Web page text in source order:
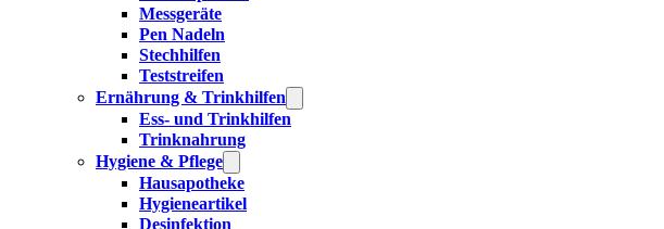
Messgeräte
Pen Nadeln
Stechhilfen
Teststreifen
Ernährung & Trinkhilfen
Ess- und Trinkhilfen
Trinknahrung
Hygiene & Pflege
Hausapotheke
Hygieneartikel
Desinfektion